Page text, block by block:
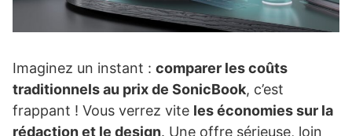
Imaginez un instant : comparer les coûts
traditionnels au prix de SonicBook, c’est
frappant ! Vous verrez vite les économies sur la
rédaction et le design. Une offre sérieuse, loin